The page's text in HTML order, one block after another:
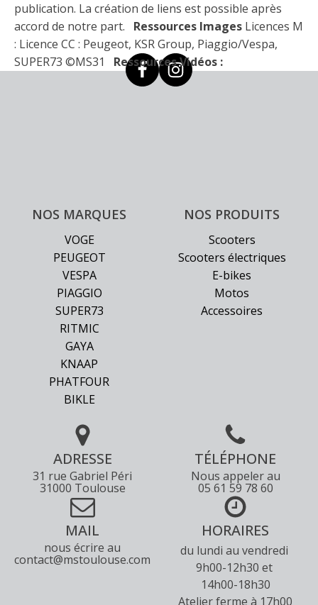
publication. La création de liens est possible après
accord de notre part. Ressources Images Licences M
: Licence CC : Peugeot, KSR Group, Piaggio/Vespa,
SUPER73 ©MS31 Ressources Vidéos :
NOS MARQUES
VOGE
PEUGEOT
VESPA
PIAGGIO
SUPER73
RITMIC
GAYA
KNAAP
PHATFOUR
BIKLE
NOS PRODUITS
Scooters
Scooters électriques
E-bikes
Motos
Accessoires
ADRESSE
31 rue Gabriel Péri
31000 Toulouse
TÉLÉPHONE
Nous appeler au
05 61 59 78 60
MAIL
nous écrire au
contact@mstoulouse.com
HORAIRES
du lundi au vendredi
9h00-12h30 et
14h00-18h30
Atelier ferme à 17h00